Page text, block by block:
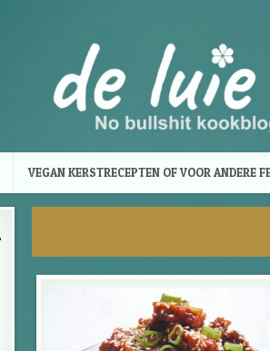
VEGAN KERSTRECEPTEN OF VOOR ANDERE